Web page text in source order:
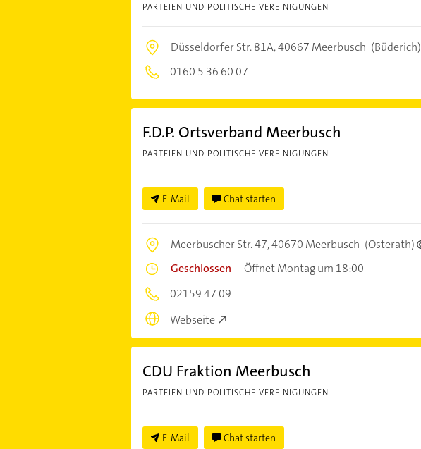
PARTEIEN UND POLITISCHE VEREINIGUNGEN
Düsseldorfer Str. 81A,40667 Meerbusch (Büderich)
0160 5 36 60 07
F.D.P. Ortsverband Meerbusch
PARTEIEN UND POLITISCHE VEREINIGUNGEN
E-Mail Chat starten
Meerbuscher Str. 47,40670 Meerbusch (Osterath)
Geschlossen –Öffnet Montag um 18:00
02159 47 09
Webseite
CDU Fraktion Meerbusch
PARTEIEN UND POLITISCHE VEREINIGUNGEN
E-Mail Chat starten